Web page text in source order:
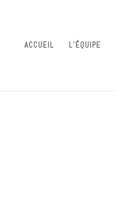
ACCUEIL L’ÉQUIPE